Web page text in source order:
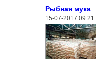
Рыбная мука
15-07-2017 09:21